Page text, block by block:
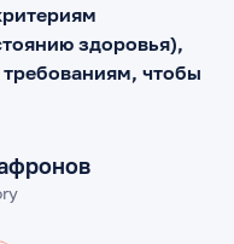
здоровья),
чтобы